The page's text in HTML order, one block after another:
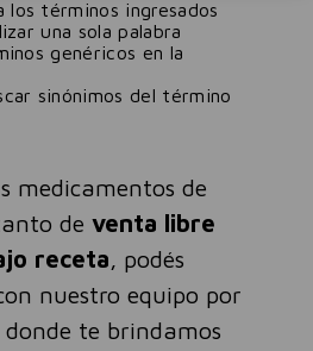
los términos ingresados
una sola palabra
genéricos en la
sinónimos del término
medicamentos de
de venta libre
receta, podés
nuestro equipo por
donde te brindamos